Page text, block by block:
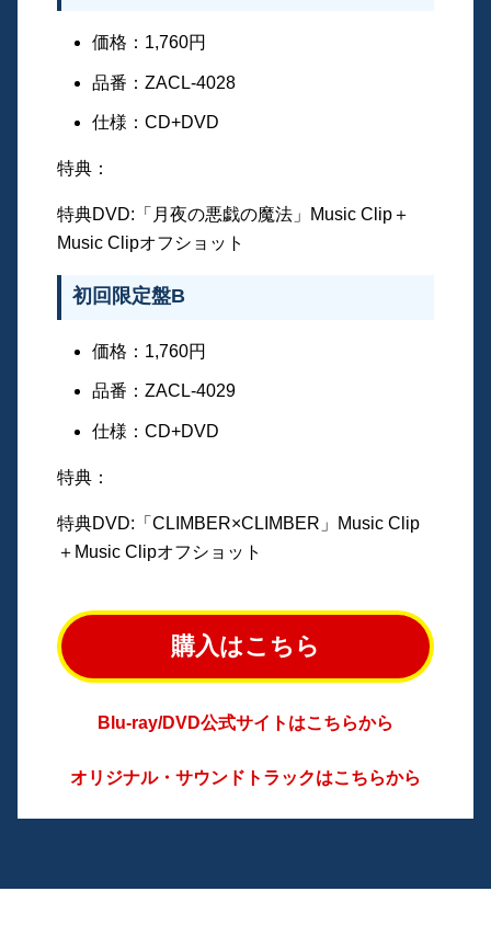
価格：1,760円
品番：ZACL-4028
仕様：CD+DVD
特典：
特典DVD:「月夜の悪戯の魔法」Music Clip＋
Music Clipオフショット
初回限定盤B
価格：1,760円
品番：ZACL-4029
仕様：CD+DVD
特典：
特典DVD:「CLIMBER×CLIMBER」Music Clip
＋Music Clipオフショット
購入はこちら
Blu-ray/DVD公式サイトはこちらから
オリジナル・サウンドトラックはこちらから